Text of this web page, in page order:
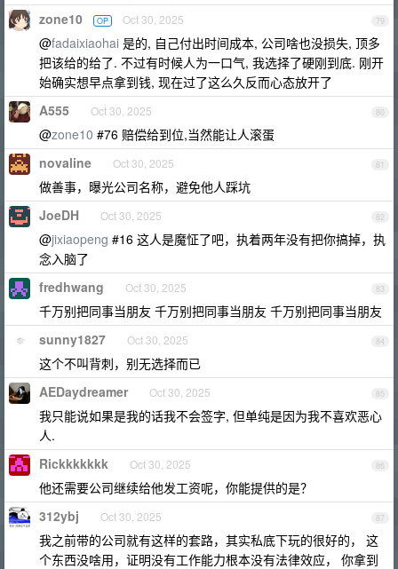
79
zone10 OP Oct 30, 2025
@fadaixiaohai 是的, 自己付出时间成本, 公司啥也没损失, 顶多
把该给的给了. 不过有时候人为一口气, 我选择了硬刚到底. 刚开
始确实想早点拿到钱, 现在过了这么久反而心态放开了
80
A555 Oct 30, 2025
@zone10 #76 赔偿给到位,当然能让人滚蛋
81
novaline Oct 30, 2025
做善事，曝光公司名称，避免他人踩坑
82
JoeDH Oct 30, 2025
@jixiaopeng #16 这人是魔怔了吧，执着两年没有把你搞掉，执
念入脑了
83
fredhwang Oct 30, 2025
千万别把同事当朋友 千万别把同事当朋友 千万别把同事当朋友
84
sunny1827 Oct 30, 2025
这个不叫背刺，别无选择而已
85
AEDaydreamer Oct 30, 2025
我只能说如果是我的话我不会签字, 但单纯是因为我不喜欢恶心
人.
86
Rickkkkkkk Oct 30, 2025
他还需要公司继续给他发工资呢，你能提供的是？
87
312ybj Oct 30, 2025
我之前带的公司就有这样的套路，其实私底下玩的很好的， 这
个东西没啥用，证明没有工作能力根本没有法律效应， 你拿到